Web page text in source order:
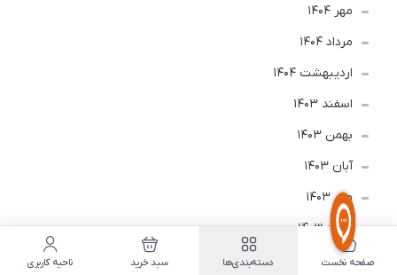
مهر 1404
مرداد 1404
ارديبهشت 1404
اسفند 1403
بهمن 1403
آبان 1403
مهر 1403
مرداد 1403
اسفند 1402
صفحه نخست دسته‌بندی‌ها سبد خرید ناحیه کاربری